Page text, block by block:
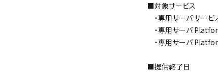
■対象サービス
・専用サーバ サービ
・専用サーバ
・専用サーバ
■提供終了日